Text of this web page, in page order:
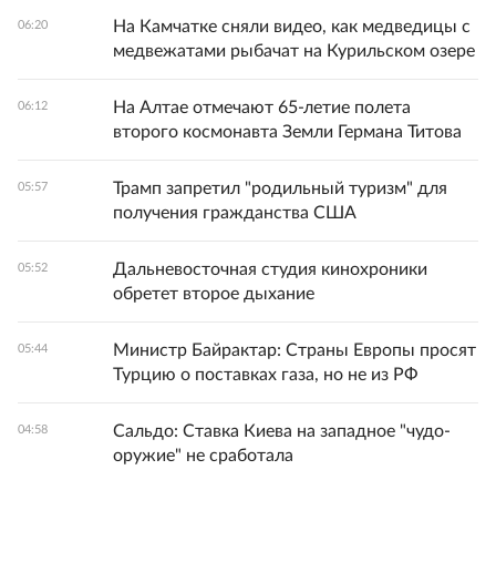
06:20
На Камчатке сняли видео, как медведицы с
медвежатами рыбачат на Курильском озере
06:12
На Алтае отмечают 65-летие полета
второго космонавта Земли Германа Титова
05:57
Трамп запретил "родильный туризм" для
получения гражданства США
05:52
Дальневосточная студия кинохроники
обретет второе дыхание
05:44
Министр Байрактар: Страны Европы просят
Турцию о поставках газа, но не из РФ
04:58
Сальдо: Ставка Киева на западное "чудо-
оружие" не сработала